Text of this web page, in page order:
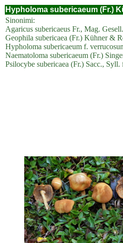
Hypholoma subericaeum (Fr.)
Sinonimi:
Agaricus subericaeus Fr., Mag.
Geophila subericaea (Fr.) Kühner &
Hypholoma subericaeum f.
Naematoloma subericaeum (Fr.)
Psilocybe subericaea (Fr.) Sacc.,